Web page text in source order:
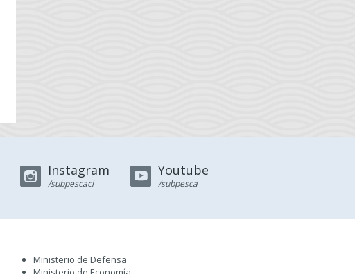
Instagram
/subpescacl
Youtube
/subpesca
Ministerio de Defensa